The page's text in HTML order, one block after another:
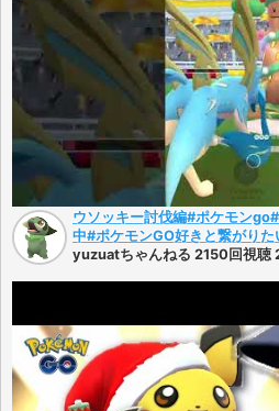
ウソッキー討伐編 #ポケモン
中#ポケモンGO好きと繋がり
yuzuatちゃんねる 2150回視聴